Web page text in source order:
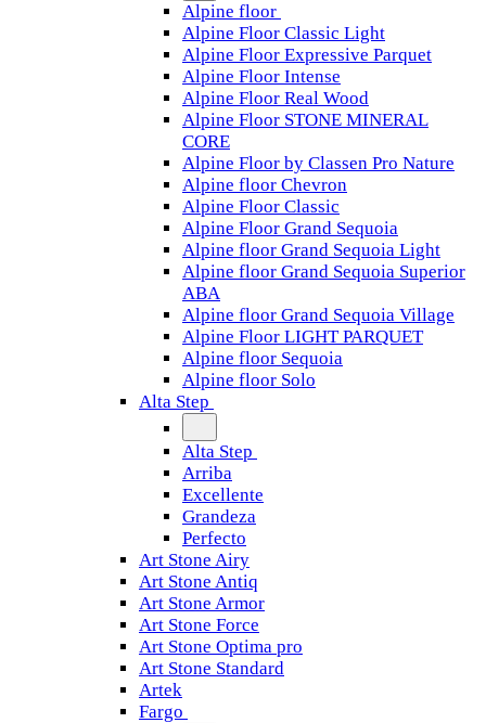
Alpine floor
Alpine Floor Classic Light
Alpine Floor Expressive Parquet
Alpine Floor Intense
Alpine Floor Real Wood
Alpine Floor STONE MINERAL
CORE
Alpine Floor by Classen Pro Nature
Alpine floor Chevron
Alpine Floor Classic
Alpine Floor Grand Sequoia
Alpine floor Grand Sequoia Light
Alpine floor Grand Sequoia Superior
ABA
Alpine floor Grand Sequoia Village
Alpine Floor LIGHT PARQUET
Alpine floor Sequoia
Alpine floor Solo
Alta Step
Alta Step
Arriba
Excellente
Grandeza
Perfecto
Art Stone Airy
Art Stone Antiq
Art Stone Armor
Art Stone Force
Art Stone Optima pro
Art Stone Standard
Artek
Fargo